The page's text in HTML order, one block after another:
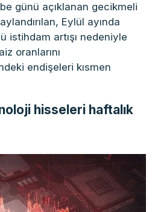
günü açıklanan gecikmeli
Eylül ayında
istihdam artışı nedeniyle
oranlarını
endişeleri kısmen
hisseleri haftalık